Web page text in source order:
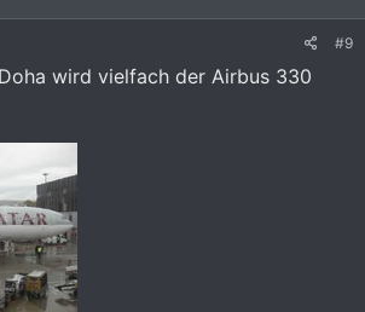
#9
wird vielfach der Airbus 330